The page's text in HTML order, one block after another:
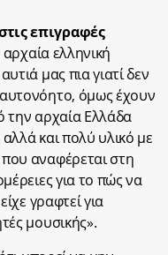
επιγραφές
αρχαία ελληνική
μας πια γιατί δεν
όμως έχουν
την αρχαία Ελλάδα
και πολύ υλικό με
αναφέρεται στη
για το πώς να
γραφτεί για
μουσικής».